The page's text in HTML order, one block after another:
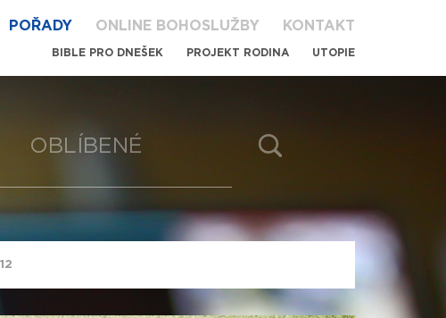
POŘADY ONLINE BOHOSLUŽBY KONTAKT
BIBLE PRO DNEŠEK PROJEKT RODINA UTOPIE
OBLÍBENÉ